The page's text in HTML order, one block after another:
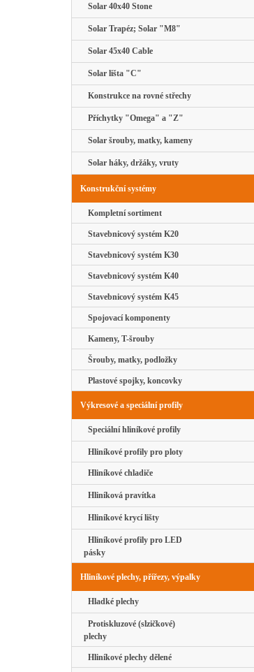
Solar 40x40 Stone
Solar Trapéz; Solar "M8"
Solar 45x40 Cable
Solar lišta "C"
Konstrukce na rovné střechy
Příchytky "Omega" a "Z"
Solar šrouby, matky, kameny
Solar háky, držáky, vruty
Konstrukční systémy
Kompletní sortiment
Stavebnicový systém K20
Stavebnicový systém K30
Stavebnicový systém K40
Stavebnicový systém K45
Spojovací komponenty
Kameny, T-šrouby
Šrouby, matky, podložky
Plastové spojky, koncovky
Výkresové a speciální profily
Speciální hliníkové profily
Hliníkové profily pro ploty
Hliníkové chladiče
Hliníková pravítka
Hliníkové krycí lišty
Hliníkové profily pro LED
pásky
Hliníkové plechy, přířezy, výpalky
Hladké plechy
Protiskluzové (slzičkové)
plechy
Hliníkové plechy dělené